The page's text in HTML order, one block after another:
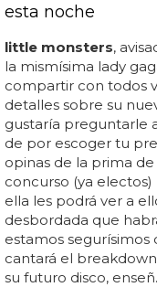
esta noche
little monsters,
la mismísima lady
compartir con todos
detalles sobre su
gustaría preguntarle
de por escoger tu
opinas de la prima de
concurso (ya
ella les podrá ver a
desbordada que
estamos segurísimos
cantará el
su futuro disco,